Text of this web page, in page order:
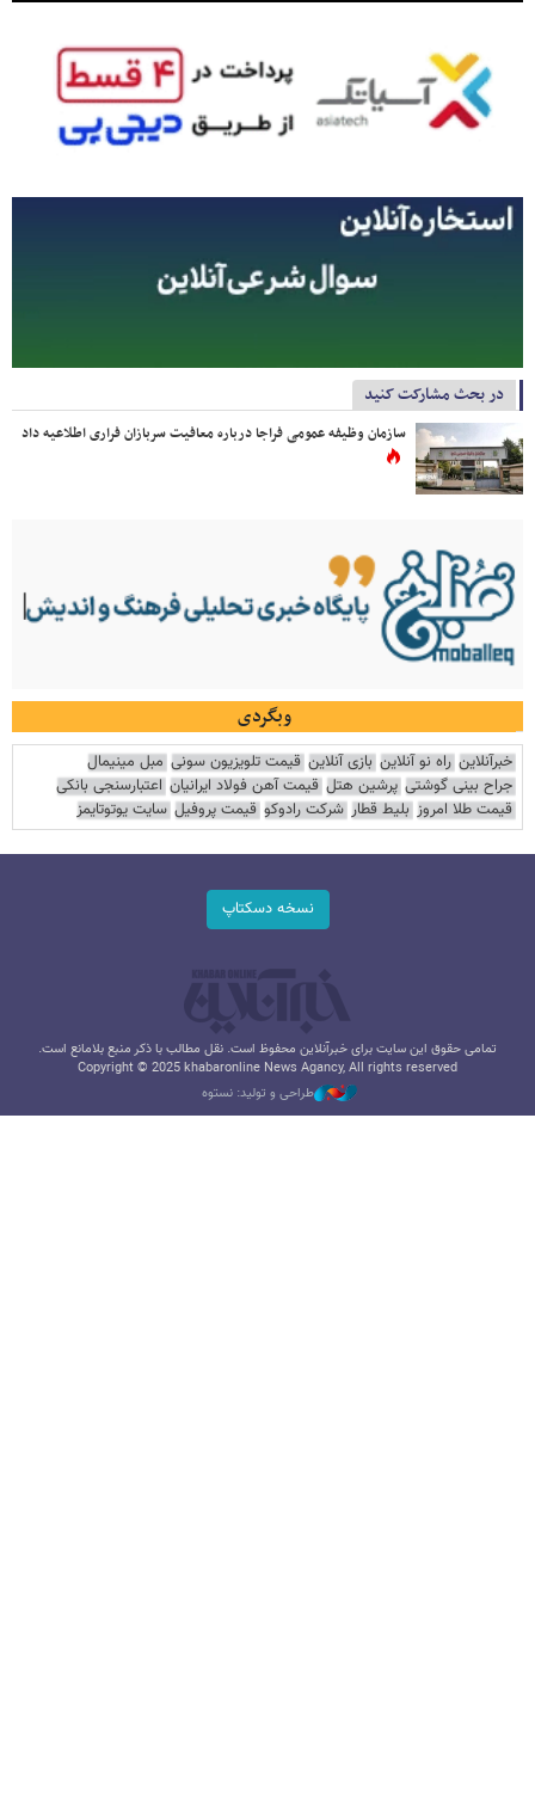
در بحث مشارکت کنید
سازمان وظیفه عمومی فراجا درباره معافیت سربازان فراری اطلاعیه داد
وبگردی
خبرآنلاین راه نو آنلاین بازی آنلاین قیمت تلویزیون سونی مبل مینیمال
جراح بینی گوشتی پرشین هتل قیمت آهن فولاد ایرانیان اعتبارسنجی بانکی
قیمت طلا امروز بلیط قطار شرکت رادوکو قیمت پروفیل سایت یوتوتایمز
نسخه دسکتاپ
تمامی حقوق این سایت برای خبرآنلاین محفوظ است. نقل مطالب با ذکر منبع بلامانع است.
Copyright © 2025 khabaronline News Agancy, All rights reserved
طراحی و تولید: نستوه